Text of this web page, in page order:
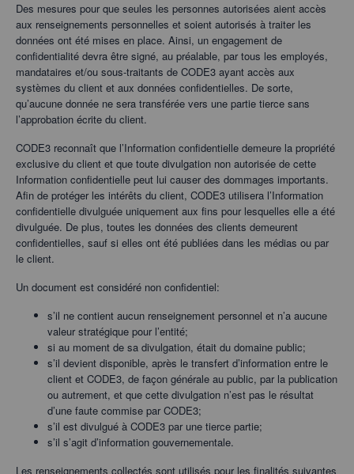
Des mesures pour que seules les personnes autorisées aient accès
aux renseignements personnelles et soient autorisés à traiter les
données ont été mises en place. Ainsi, un engagement de
confidentialité devra être signé, au préalable, par tous les employés,
mandataires et/ou sous-traitants de CODE3 ayant accès aux
systèmes du client et aux données confidentielles. De sorte,
qu’aucune donnée ne sera transférée vers une partie tierce sans
l’approbation écrite du client.
CODE3 reconnaît que l’Information confidentielle demeure la propriété
exclusive du client et que toute divulgation non autorisée de cette
Information confidentielle peut lui causer des dommages importants.
Afin de protéger les intérêts du client, CODE3 utilisera l’Information
confidentielle divulguée uniquement aux fins pour lesquelles elle a été
divulguée. De plus, toutes les données des clients demeurent
confidentielles, sauf si elles ont été publiées dans les médias ou par
le client.
Un document est considéré non confidentiel:
s’il ne contient aucun renseignement personnel et n’a aucune
valeur stratégique pour l’entité;
si au moment de sa divulgation, était du domaine public;
s’il devient disponible, après le transfert d’information entre le
client et CODE3, de façon générale au public, par la publication
ou autrement, et que cette divulgation n’est pas le résultat
d’une faute commise par CODE3;
s’il est divulgué à CODE3 par une tierce partie;
s’il s’agit d’information gouvernementale.
Les renseignements collectés sont utilisés pour les finalités suivantes